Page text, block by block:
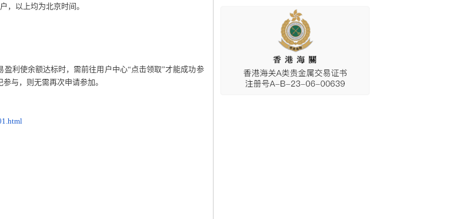
，以上均为北京时间。
利使余额达标时，需前往用户中心“点击领取”才能成功参
与，则无需再次申请参加。